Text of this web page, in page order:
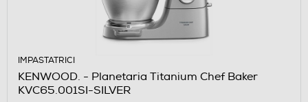
IMPASTATRICI
KENWOOD. - Planetaria Titanium Chef Baker
KVC65.001SI-SILVER